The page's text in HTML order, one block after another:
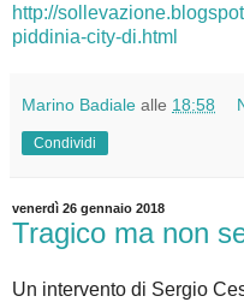
http://
piddinia-city-di.html
Marino Badiale alle 18:58
Condividi
venerdì 26 gennaio 2018
Tragico ma non
Un intervento di Sergio